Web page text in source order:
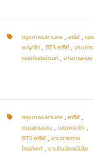
กรุงเทพมหานคร ,อารีย์, เขต
พญาไท , BTS อารีย์,งานการ
ผลิต/ผลิตภัณฑ์,งานการผลิต
กรุงเทพมหานคร ,อารีย์,
ถนนสามเสน , เขตพญาไท ,
BTS อารีย์,งานขายทาง
โทรศัพท์,งานโซเชียลมีเดีย